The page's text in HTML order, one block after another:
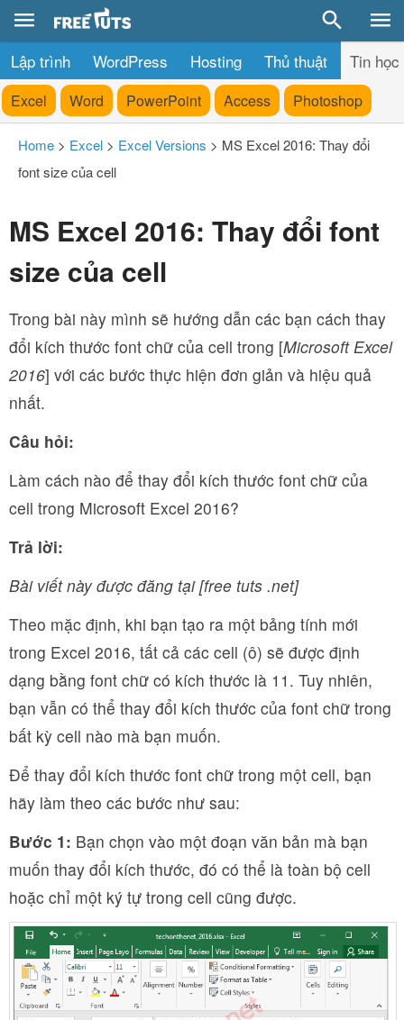
Lập trình WordPress Hosting Thủ thuật Tin học
Excel Word PowerPoint Access Photoshop
Home > Excel > Excel Versions > MS Excel 2016: Thay đổi
font size của cell
MS Excel 2016: Thay đổi font
size của cell
Trong bài này mình sẽ hướng dẫn các bạn cách thay
đổi kích thước font chữ của cell trong [Microsoft Excel
2016] với các bước thực hiện đơn giản và hiệu quả
nhất.
Câu hỏi:
Làm cách nào để thay đổi kích thước font chữ của
cell trong Microsoft Excel 2016?
Trả lời:
Bài viết này được đăng tại [free tuts .net]
Theo mặc định, khi bạn tạo ra một bảng tính mới
trong Excel 2016, tất cả các cell (ô) sẽ được định
dạng bằng font chữ có kích thước là 11. Tuy nhiên,
bạn vẫn có thể thay đổi kích thước của font chữ trong
bất kỳ cell nào mà bạn muốn.
Để thay đổi kích thước font chữ trong một cell, bạn
hãy làm theo các bước như sau:
Bước 1: Bạn chọn vào một đoạn văn bản mà bạn
muốn thay đổi kích thước, đó có thể là toàn bộ cell
hoặc chỉ một ký tự trong cell cũng được.